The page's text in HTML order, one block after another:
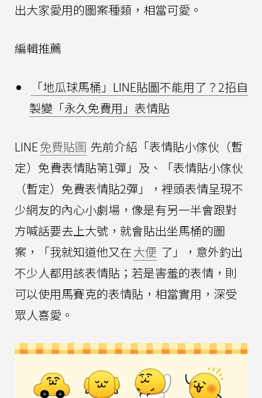
出大家愛用的圖案種類，相當可愛。
編輯推薦
「地瓜球馬桶」LINE貼圖不能用了？2招自
製變「永久免費用」表情貼
LINE免費貼圖 先前介紹「表情貼小傢伙（暫
定）免費表情貼第1彈」及、「表情貼小傢伙
（暫定）免費表情貼2彈」，裡頭表情呈現不
少網友的內心小劇場，像是有另一半會跟對
方喊話要去上大號，就會貼出坐馬桶的圖
案，「我就知道他又在大便 了」，意外釣出
不少人都用該表情貼；若是害羞的表情，則
可以使用馬賽克的表情貼，相當實用，深受
眾人喜愛。